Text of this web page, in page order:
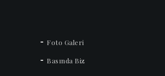
Foto Galeri
Basında Biz